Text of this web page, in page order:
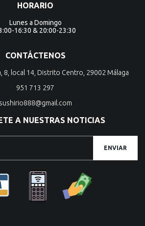
HORARIO
Lunes a Domingo
16:30 & 20:00-23:30
CONTÁCTENOS
8, local 14, Distrito Centro, 29002 Málaga
951 713 297
sushirio888@gmail.com
A NUESTRAS NOTICIAS
ENVIAR